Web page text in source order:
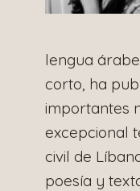
lengua
corto, ha
importantes
excepcional
civil de
poesía y